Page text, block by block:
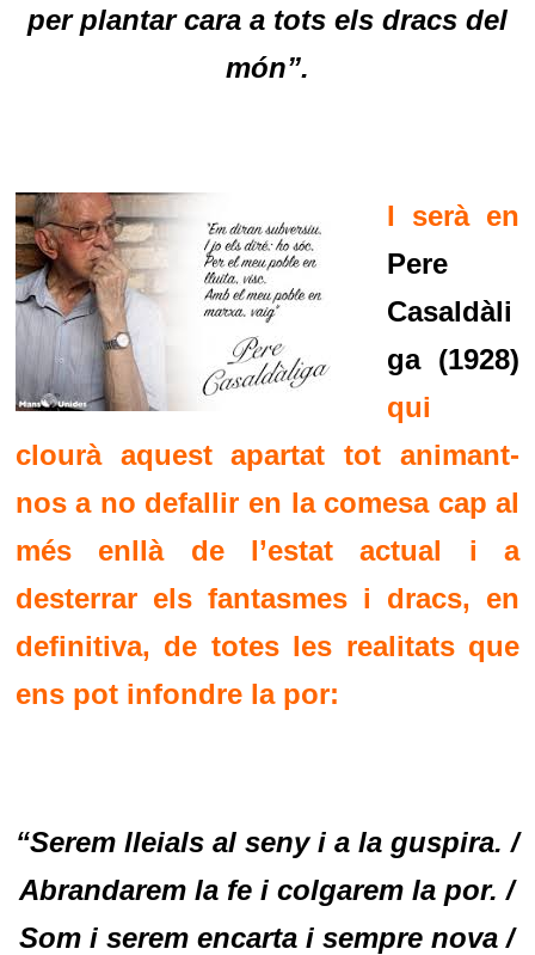
per plantar cara a tots els dracs del
món”.
I serà en
Pere
Casaldàli
ga (1928)
qui
clourà aquest apartat tot animant-
nos a no defallir en la comesa cap al
més enllà de l’estat actual i a
desterrar els fantasmes i dracs, en
definitiva, de totes les realitats que
ens pot infondre la por:
“Serem lleials al seny i a la guspira. /
Abrandarem la fe i colgarem la por. /
Som i serem encarta i sempre nova /